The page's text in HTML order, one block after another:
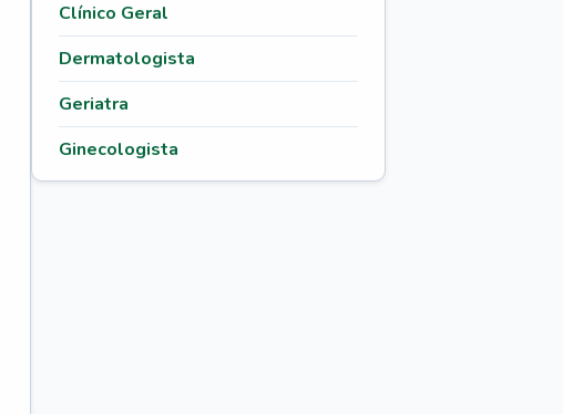
Clínico Geral
Dermatologista
Geriatra
Ginecologista